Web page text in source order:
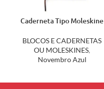
Caderneta Tipo Moleskine
BLOCOS E CADERNETAS
OU MOLESKINES,
Novembro Azul